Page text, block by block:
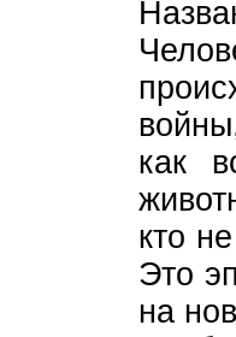
как
кто
Это
на